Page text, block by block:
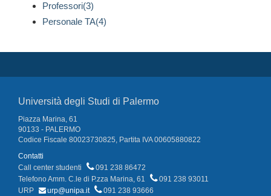
Professori(3)
Personale TA(4)
Università degli Studi di Palermo
Piazza Marina, 61
90133 - PALERMO
Codice Fiscale 80023730825, Partita IVA 00605880822
Contatti
Call center studenti
091 238 86472
Telefono Amm. C.le di P.zza Marina, 61
091 238 93011
URP
urp@unipa.it
091 238 93666